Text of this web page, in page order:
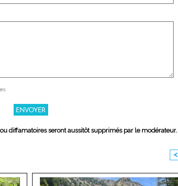
diffamatoires seront aussitôt supprimés par le modérateur.
<